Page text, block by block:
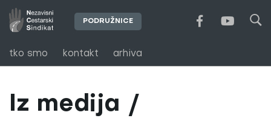
tko smo kontakt arhiva
PODRUŽNICE
Iz medija